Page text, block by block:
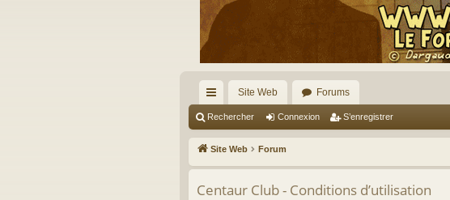
cc
ès
ra
pi
Site Web Forums
Rechercher Connexion S’enregistrer
Site Web Forum
Centaur Club - Conditions d’utilisation